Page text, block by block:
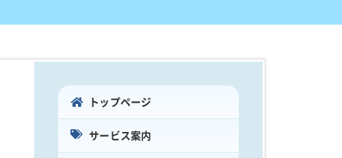
トップページ
サービス案内